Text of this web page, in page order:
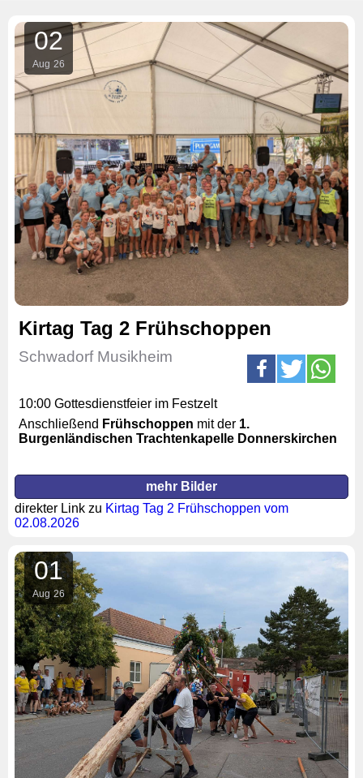
02
Aug 26
Kirtag Tag 2 Frühschoppen
Schwadorf Musikheim
10:00 Gottesdienstfeier im Festzelt
Anschließend Frühschoppen mit der 1.
Burgenländischen Trachtenkapelle Donnerskirchen
mehr Bilder
direkter Link zu Kirtag Tag 2 Frühschoppen vom
02.08.2026
01
Aug 26